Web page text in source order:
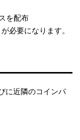
を配布
必要になります。
に近隣のコインパ